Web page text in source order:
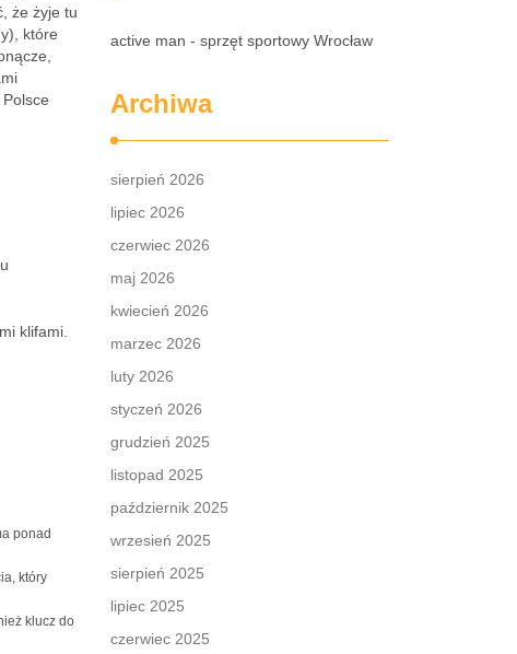
że żyje tu
które
klifami.
ponad
który
klucz do
active man - sprzęt sportowy Wrocław
Archiwa
sierpień 2026
lipiec 2026
czerwiec 2026
maj 2026
kwiecień 2026
marzec 2026
luty 2026
styczeń 2026
grudzień 2025
listopad 2025
październik 2025
wrzesień 2025
sierpień 2025
lipiec 2025
czerwiec 2025